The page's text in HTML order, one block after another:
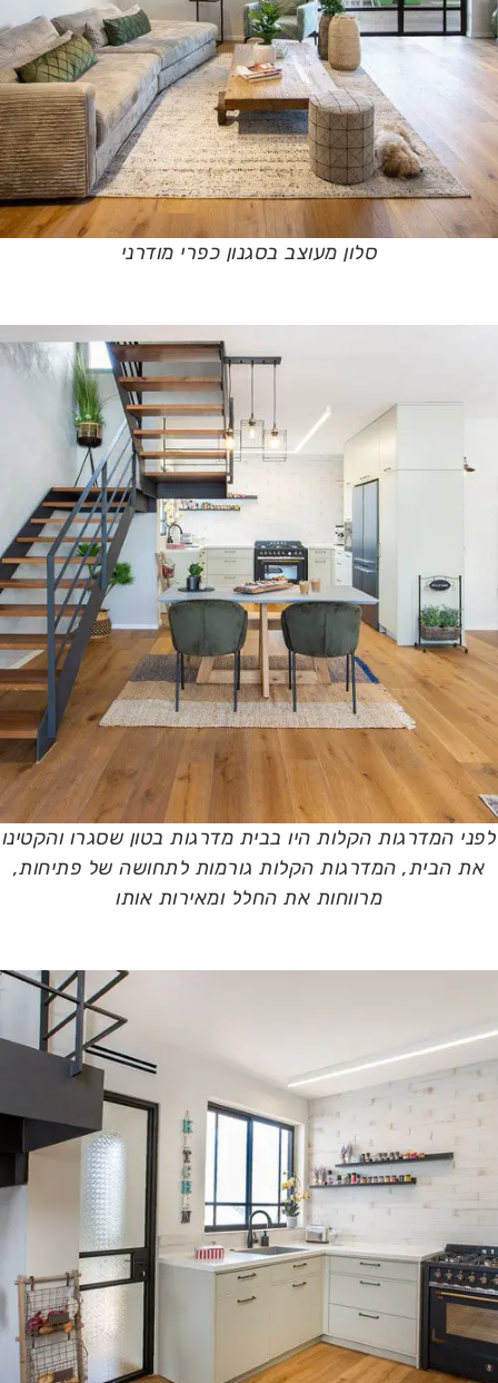
סלון מעוצב בסגנון כפרי מודרני
לפני המדרגות הקלות היו בבית מדרגות בטון שסגרו והקטינו
את הבית, המדרגות הקלות גורמות לתחושה של פתיחות,
מרווחות את החלל ומאירות אותו